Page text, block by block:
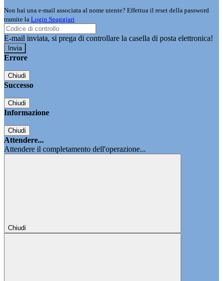
Non hai una e-mail associata al nome utente? Effettua il reset della password
tramite la Login Spaggiari
E-mail inviata, si prega di controllare la casella di posta elettronica!
Errore
Chiudi
Successo
Chiudi
Informazione
Chiudi
Attendere...
Attendere il completamento dell'operazione...
Chiudi